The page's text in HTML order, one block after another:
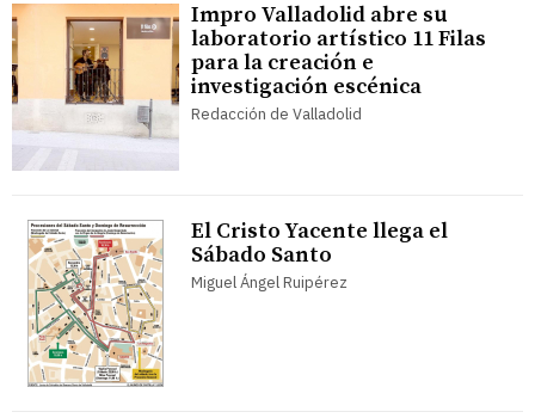
Impro Valladolid abre su
laboratorio artístico 11 Filas
para la creación e
investigación escénica
Redacción de Valladolid
El Cristo Yacente llega el
Sábado Santo
Miguel Ángel Ruipérez